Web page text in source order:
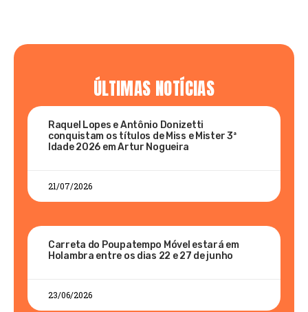
ÚLTIMAS NOTÍCIAS
Raquel Lopes e Antônio Donizetti
conquistam os títulos de Miss e Mister 3ª
Idade 2026 em Artur Nogueira
21/07/2026
Carreta do Poupatempo Móvel estará em
Holambra entre os dias 22 e 27 de junho
23/06/2026